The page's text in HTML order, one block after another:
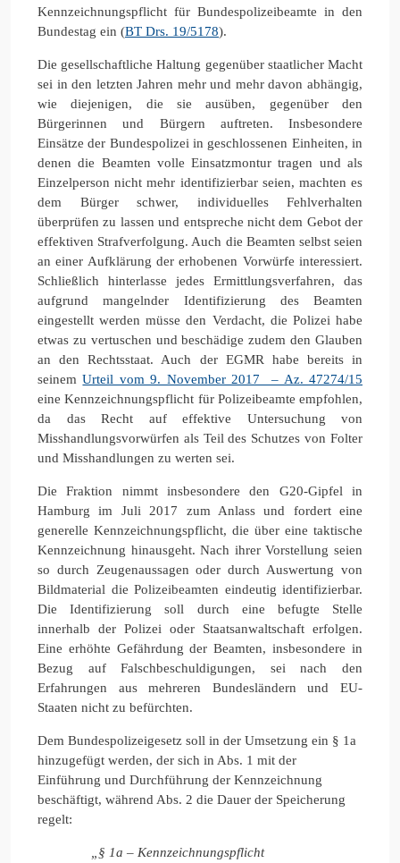
Kennzeichnungspflicht für Bundespolizeibeamte in den
Bundestag ein (BT Drs. 19/5178).
Die gesellschaftliche Haltung gegenüber staatlicher Macht
sei in den letzten Jahren mehr und mehr davon abhängig,
wie diejenigen, die sie ausüben, gegenüber den
Bürgerinnen und Bürgern auftreten. Insbesondere
Einsätze der Bundespolizei in geschlossenen Einheiten, in
denen die Beamten volle Einsatzmontur tragen und als
Einzelperson nicht mehr identifizierbar seien, machten es
dem Bürger schwer, individuelles Fehlverhalten
überprüfen zu lassen und entspreche nicht dem Gebot der
effektiven Strafverfolgung. Auch die Beamten selbst seien
an einer Aufklärung der erhobenen Vorwürfe interessiert.
Schließlich hinterlasse jedes Ermittlungsverfahren, das
aufgrund mangelnder Identifizierung des Beamten
eingestellt werden müsse den Verdacht, die Polizei habe
etwas zu vertuschen und beschädige zudem den Glauben
an den Rechtsstaat. Auch der EGMR habe bereits in
seinemUrteil vom 9. November 2017 – Az. 47274/15
eine Kennzeichnungspflicht für Polizeibeamte empfohlen,
da das Recht auf effektive Untersuchung von
Misshandlungsvorwürfen als Teil des Schutzes von Folter
und Misshandlungen zu werten sei.
Die Fraktion nimmt insbesondere den G20-Gipfel in
Hamburg im Juli 2017 zum Anlass und fordert eine
generelle Kennzeichnungspflicht, die über eine taktische
Kennzeichnung hinausgeht. Nach ihrer Vorstellung seien
so durch Zeugenaussagen oder durch Auswertung von
Bildmaterial die Polizeibeamten eindeutig identifizierbar.
Die Identifizierung soll durch eine befugte Stelle
innerhalb der Polizei oder Staatsanwaltschaft erfolgen.
Eine erhöhte Gefährdung der Beamten, insbesondere in
Bezug auf Falschbeschuldigungen, sei nach den
Erfahrungen aus mehreren Bundesländern und EU-
Staaten nicht zu befürchten.
Dem Bundespolizeigesetz soll in der Umsetzung ein § 1a
hinzugefügt werden, der sich in Abs. 1 mit der
Einführung und Durchführung der Kennzeichnung
beschäftigt, während Abs. 2 die Dauer der Speicherung
regelt:
„§ 1a – Kennzeichnungspflicht